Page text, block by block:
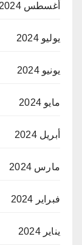
أغسطس 2024
يوليو 2024
يونيو 2024
مايو 2024
أبريل 2024
مارس 2024
فبراير 2024
يناير 2024